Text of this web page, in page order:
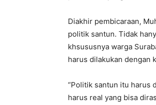
Diakhir pembicaraan,
politik santun. Tidak
khsususnya warga
harus dilakukan dengan
“Politik santun itu harus
harus real yang bisa